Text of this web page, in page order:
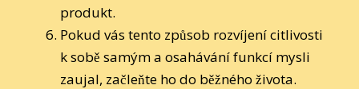
produkt.
Pokud vás tento způsob rozvíjení citlivosti
k sobě samým a osahávání funkcí mysli
zaujal, začleňte ho do běžného života.